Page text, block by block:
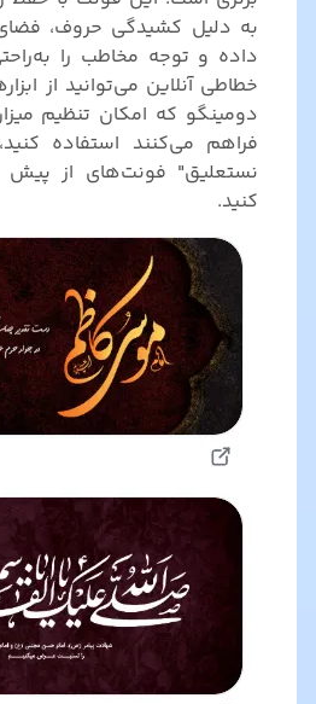
به دلیل کشیدگی حروف،
داده و توجه مخاطب را
خطاطی آنلاین می‌توانید از
دومینگو که امکان تنظیم
فراهم می‌کنند استفاده
نستعلیق" فونت‌های از پیش
کنید.